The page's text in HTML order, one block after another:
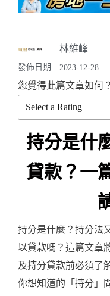
林維峰
發佈日期 2023-12-28
您覺得此篇文章如何？
持分是什
貸款？一
持分是什麼？持分法
以貸款嗎？這篇文章
及持分貸款前必須了
你想知道的「持分」